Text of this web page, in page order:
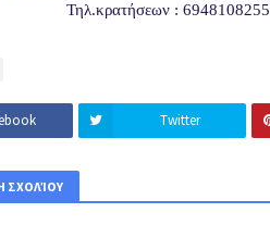
: 6948108255
Twitter
ΣΧΟΛΊΟΥ